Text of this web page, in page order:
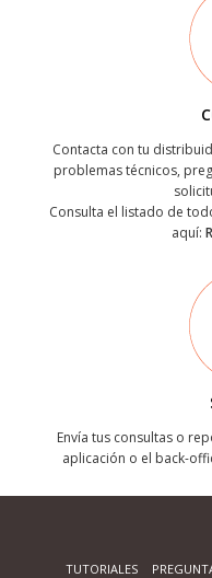
Contacta con tu
problemas técnicos,
Consulta el listado de
aquí:
Envía tus consultas o
aplicación o el back-
TUTORIALES